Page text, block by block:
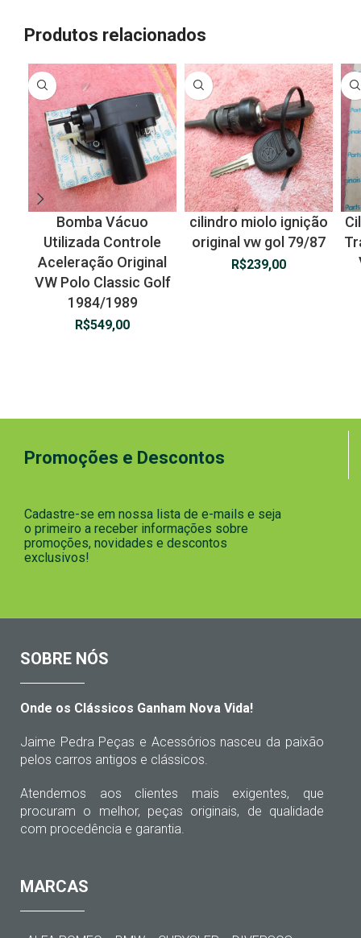
Produtos relacionados
Bomba Vácuo
Utilizada Controle
Aceleração Original
VW Polo Classic Golf
1984/1989
R$549,00
cilindro miolo ignição
original vw gol 79/87
R$239,00
Promoções e Descontos
Cadastre-se em nossa lista de e-mails e seja
o primeiro a receber informações sobre
promoções, novidades e descontos
exclusivos!
SOBRE NÓS
Onde os Clássicos Ganham Nova Vida!
Jaime Pedra Peças e Acessórios nasceu da paixão
pelos carros antigos e clássicos.
Atendemos aos clientes mais exigentes, que
procuram o melhor, peças originais, de qualidade
com procedência e garantia.
MARCAS